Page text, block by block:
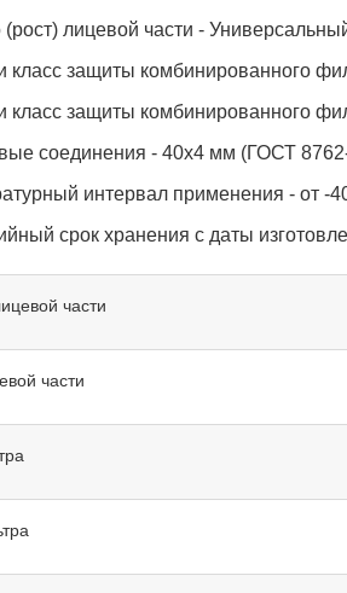
лицевой части -
класс защиты комбинированного
класс защиты комбинированного
соединения - 40х4 мм (ГОСТ
интервал применения - от -
срок хранения с даты
части
части